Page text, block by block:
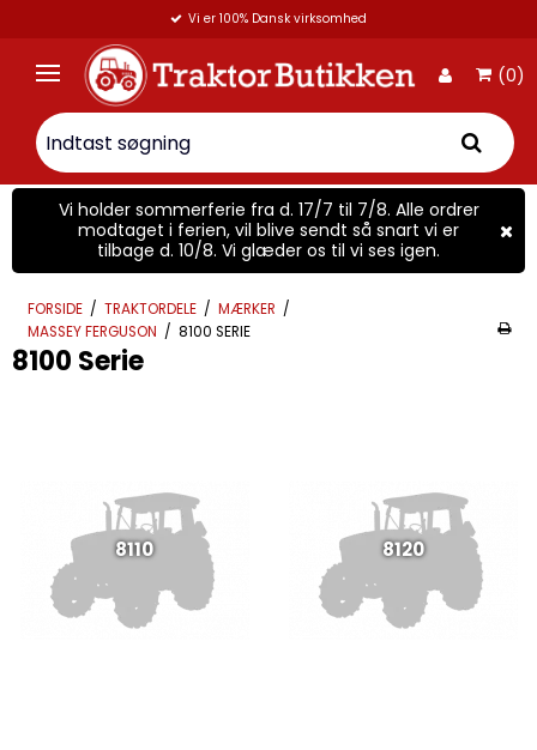
Vi er 100% Dansk virksomhed
(0)
Vi holder sommerferie fra d. 17/7 til 7/8. Alle ordrer
modtaget i ferien, vil blive sendt så snart vi er
tilbage d. 10/8. Vi glæder os til vi ses igen.
FORSIDE / TRAKTORDELE / MÆRKER /
MASSEY FERGUSON / 8100 SERIE
8100 Serie
8110 8120